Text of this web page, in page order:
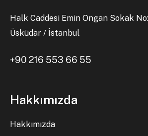
Halk Caddesi Emin Ongan Sokak
Üsküdar / İstanbul
+90 216 553 66 55
Hakkımızda
Hakkımızda